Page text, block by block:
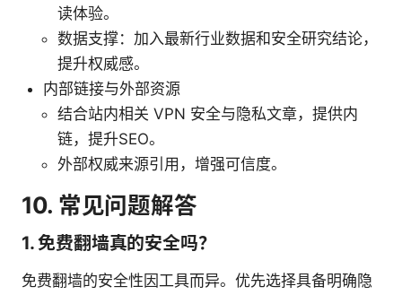
读体验。
数据支撑：加入最新行业数据和安全研究结论，
提升权威感。
内部链接与外部资源
结合站内相关 VPN 安全与隐私文章，提供内
链，提升SEO。
外部权威来源引用，增强可信度。
10. 常见问题解答
1. 免费翻墙真的安全吗？
免费翻墙的安全性因工具而异。优先选择具备明确隐